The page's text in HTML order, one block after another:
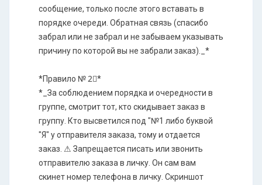
сообщение, только после этого вставать в
порядке очереди. Обратная связь (спасибо
забрал или не забрал и не забываем указывать
причину по которой вы не забрали заказ)._*
*Правило № 2⃣*
*_За соблюдением порядка и очередности в
группе, смотрит тот, кто скидывает заказ в
группу. Кто высветился под "№1 либо буквой
"Я" у отправителя заказа, тому и отдается
заказ. ⚠ Запрещается писать или звонить
отправителю заказа в личку. Он сам вам
скинет номер телефона в личку. Скриншот